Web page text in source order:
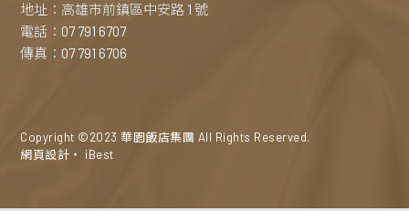
地址：高雄市前鎮區中安路 1 號
電話：07 791 6707
傳真：07 791 6706
Copyright ©2023 華園飯店集團 All Rights Reserved.
網頁設計 ‧ iBest